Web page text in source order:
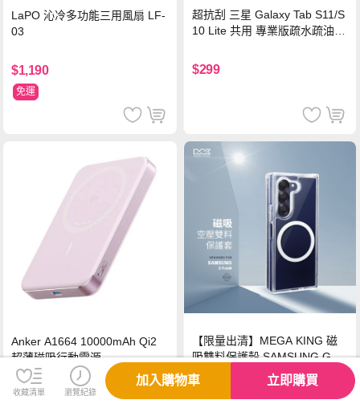
LaPO 沁冷多功能三用風扇 LF-
03
$1,190
免運
超抗刮 三星 Galaxy Tab S11/S
10 Lite 共用 專業版疏水疏油9
$299
Anker A1664 10000mAh Qi2
超薄磁吸行動電源
$1,980
【限量出清】MEGA KING 磁
吸雙料保護殼 SAMSUNG Gala
xy Z Fold6
收藏清單 瀏覽紀錄
加入購物車 立即購買